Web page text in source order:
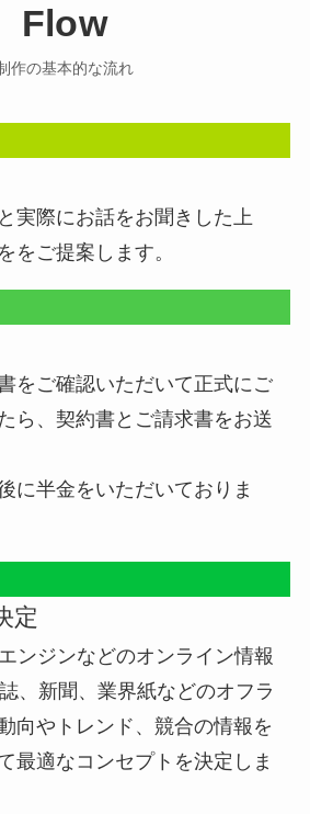
Flow
作の基本的な流れ
実際にお話をお聞きした上
をご提案します。
をご確認いただいて正式にご
ら、契約書とご請求書をお送
に半金をいただいておりま
定
ンジンなどのオンライン情報
、新聞、業界紙などのオフラ
向やトレンド、競合の情報を
最適なコンセプトを決定しま